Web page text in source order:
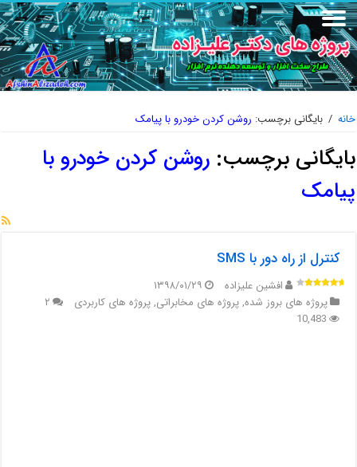
خانه / بایگانی برچسب: روشن کردن خودرو با پیامک
بایگانی برچسب:روشن کردن خودرو با
پیامک
کنترل از راه دور با SMS
افشین علیزاده
۱۳۹۸/۰۱/۲۹
پروژه های بروز شده,پروژه های مخابراتی,پروژه های کاربردی
۲
10,483